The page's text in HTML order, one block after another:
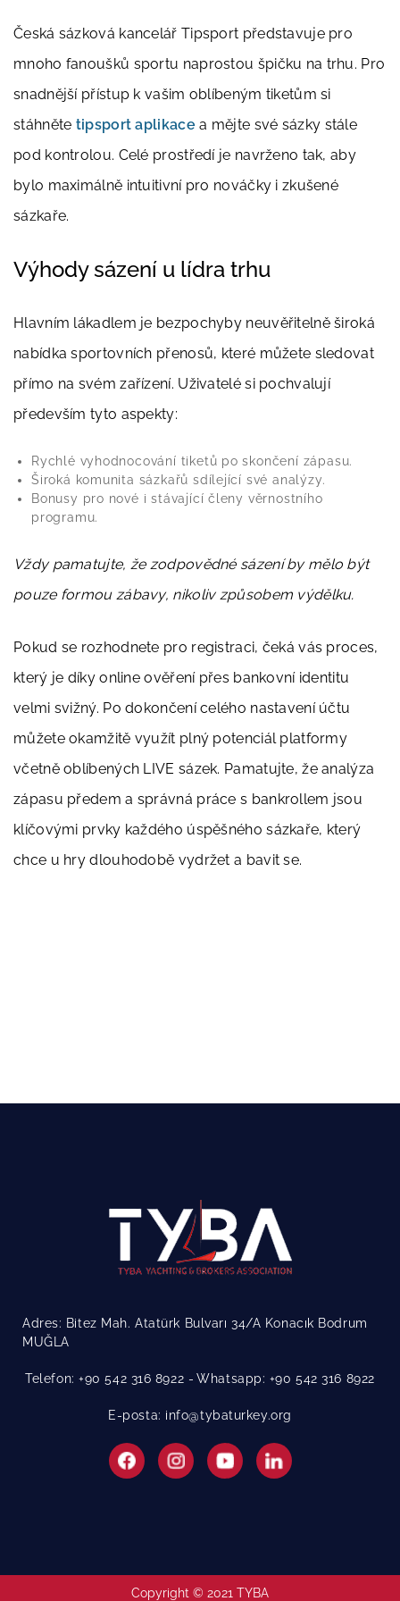
Česká sázková kancelář Tipsport představuje pro
mnoho fanoušků sportu naprostou špičku na trhu. Pro
snadnější přístup k vašim oblíbeným tiketům si
stáhněte tipsport aplikacea mějte své sázky stále
pod kontrolou. Celé prostředí je navrženo tak, aby
bylo maximálně intuitivní pro nováčky i zkušené
sázkaře.
Výhody sázení u lídra trhu
Hlavním lákadlem je bezpochyby neuvěřitelně široká
nabídka sportovních přenosů, které můžete sledovat
přímo na svém zařízení. Uživatelé si pochvalují
především tyto aspekty:
Rychlé vyhodnocování tiketů po skončení zápasu.
Široká komunita sázkařů sdílející své analýzy.
Bonusy pro nové i stávající členy věrnostního
programu.
Vždy pamatujte, že zodpovědné sázení by mělo být
pouze formou zábavy, nikoliv způsobem výdělku.
Pokud se rozhodnete pro registraci, čeká vás proces,
který je díky online ověření přes bankovní identitu
velmi svižný. Po dokončení celého nastavení účtu
můžete okamžitě využít plný potenciál platformy
včetně oblíbených LIVE sázek. Pamatujte, že analýza
zápasu předem a správná práce s bankrollem jsou
klíčovými prvky každého úspěšného sázkaře, který
chce u hry dlouhodobě vydržet a bavit se.
Adres: Bitez Mah. Atatürk Bulvarı 34/A Konacık Bodrum
MUĞLA
Telefon: +90 542 316 8922 Whatsapp: +90 542 316 8922
E-posta: info@tybaturkey.org
Copyright © 2021 TYBA